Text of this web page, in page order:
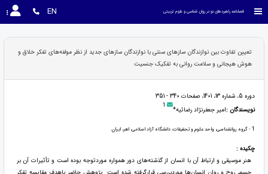
فصلنامه راهبردهای نو در روان شناسی و علوم تربیتی EN
تعیین تفاوت بین نوازندگان ساز‌های سنتی با نوازندگان ساز‌های جدید از نظر مولفه‌های تفکر خلاق و
هوش هیجانی و سلامت روانی به تفکیک جنسیت
دوره 5، شماره 13، 1401، صفحات 340 - 351
نویسندگان :امیر جعفرنژاد رضائیه* 1
1 - گروه روانشناسی، واحد علوم و تحقیقات، دانشگاه آزاد اسلامی، اهر، ایران.
چکیده :
هنر موسیقی و ارتباط آن با انسان از گذشته‌های دور همواره موردتوجه بوده است و تأثیرات آن بر
جسم، روح و روان انسان‌ها موردبررسی قرارگرفته شده است. پژوهش حاضر باهدف مقایسه تفکر